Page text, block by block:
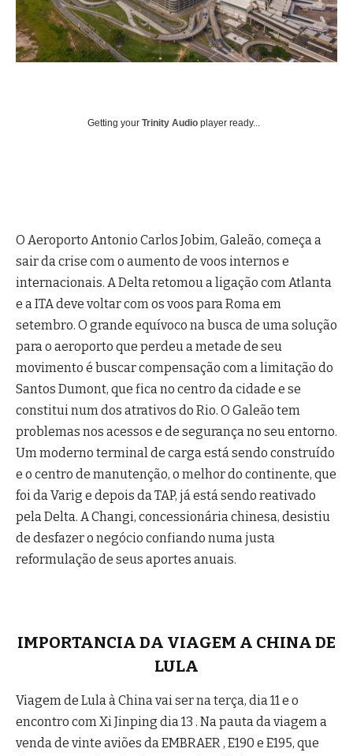
Getting your Trinity Audio player ready...
O Aeroporto Antonio Carlos Jobim, Galeão, começa a
sair da crise com o aumento de voos internos e
internacionais. A Delta retomou a ligação com Atlanta
e a ITA deve voltar com os voos para Roma em
setembro. O grande equívoco na busca de uma solução
para o aeroporto que perdeu a metade de seu
movimento é buscar compensação com a limitação do
Santos Dumont, que fica no centro da cidade e se
constitui num dos atrativos do Rio. O Galeão tem
problemas nos acessos e de segurança no seu entorno.
Um moderno terminal de carga está sendo construído
e o centro de manutenção, o melhor do continente, que
foi da Varig e depois da TAP, já está sendo reativado
pela Delta. A Changi, concessionária chinesa, desistiu
de desfazer o negócio confiando numa justa
reformulação de seus aportes anuais.
IMPORTANCIA DA VIAGEM A CHINA DE
LULA
Viagem de Lula à China vai ser na terça, dia 11 e o
encontro com Xi Jinping dia 13 . Na pauta da viagem a
venda de vinte aviões da EMBRAER , E190 e E195, que